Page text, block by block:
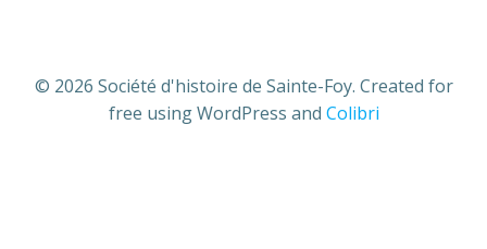
© 2026 Société d'histoire de Sainte-Foy. Created for
free using WordPress and Colibri